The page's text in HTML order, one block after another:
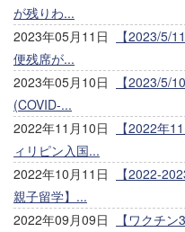
が残りわ...
2023年05月11日
【2023/5/
便残席が...
2023年05月10日
【2023/5/
(COVID-...
2022年11月10日
【2022年
ィリピン入国...
2022年10月11日
【2022-
親子留学】...
2022年09月09日
【ワクチ